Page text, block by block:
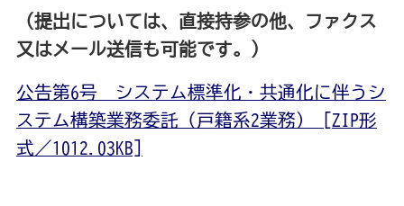
（提出については、直接持参の他、ファクス
又はメール送信も可能です。）
公告第6号 システム標準化・共通化に伴うシ
ステム構築業務委託（戸籍系2業務） [ZIP形
式／1012.03KB]